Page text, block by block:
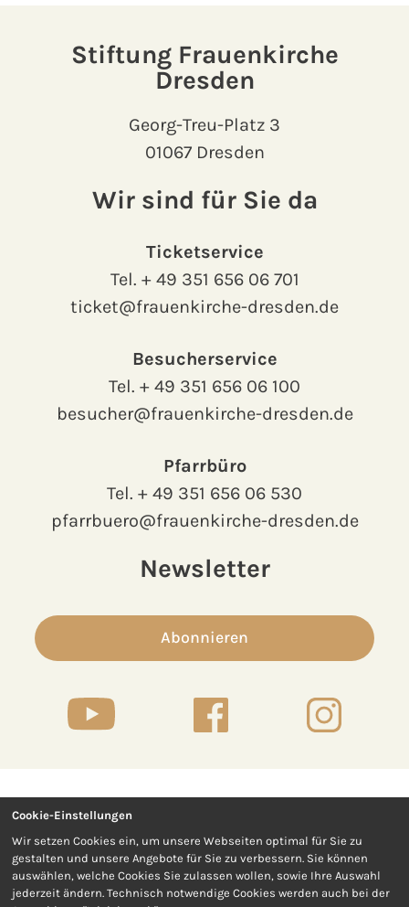
Stiftung Frauenkirche
Dresden
Georg-Treu-Platz 3
01067 Dresden
Wir sind für Sie da
Ticketservice
Tel. + 49 351 656 06 701
ticket@frauenkirche-dresden.de
Besucherservice
Tel. + 49 351 656 06 100
besucher@frauenkirche-dresden.de
Pfarrbüro
Tel. + 49 351 656 06 530
pfarrbuero@frauenkirche-dresden.de
Newsletter
Abonnieren
Kontakt
Impressum Datenschutz
Cookie-Einstellungen
Wir setzen Cookies ein, um unsere Webseiten optimal für Sie zu
gestalten und unsere Angebote für Sie zu verbessern. Sie können
auswählen, welche Cookies Sie zulassen wollen, sowie Ihre Auswahl
jederzeit ändern. Technisch notwendige Cookies werden auch bei der